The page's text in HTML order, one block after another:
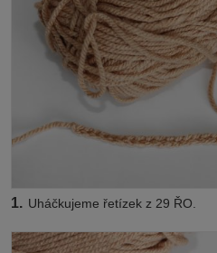
1. Uháčkujeme řetízek z 29 ŘO.